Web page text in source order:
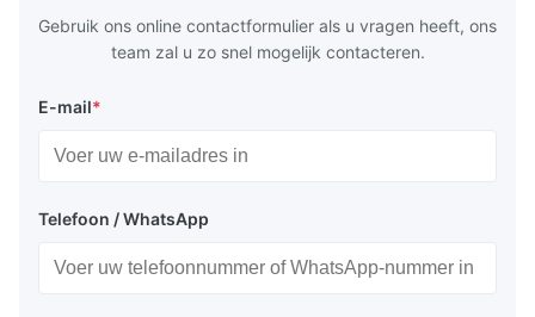
Gebruik ons online contactformulier als u vragen heeft, ons
team zal u zo snel mogelijk contacteren.
E-mail*
Telefoon / WhatsApp